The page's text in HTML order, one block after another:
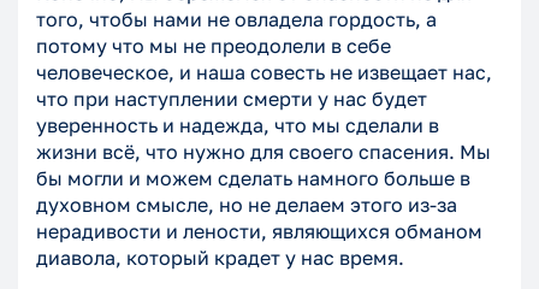
того, чтобы нами не овладела гордость, а
потому что мы не преодолели в себе
человеческое, и наша совесть не извещает нас,
что при наступлении смерти у нас будет
уверенность и надежда, что мы сделали в
жизни всё, что нужно для своего спасения. Мы
бы могли и можем сделать намного больше в
духовном смысле, но не делаем этого из-за
нерадивости и лености, являющихся обманом
диавола, который крадет у нас время.